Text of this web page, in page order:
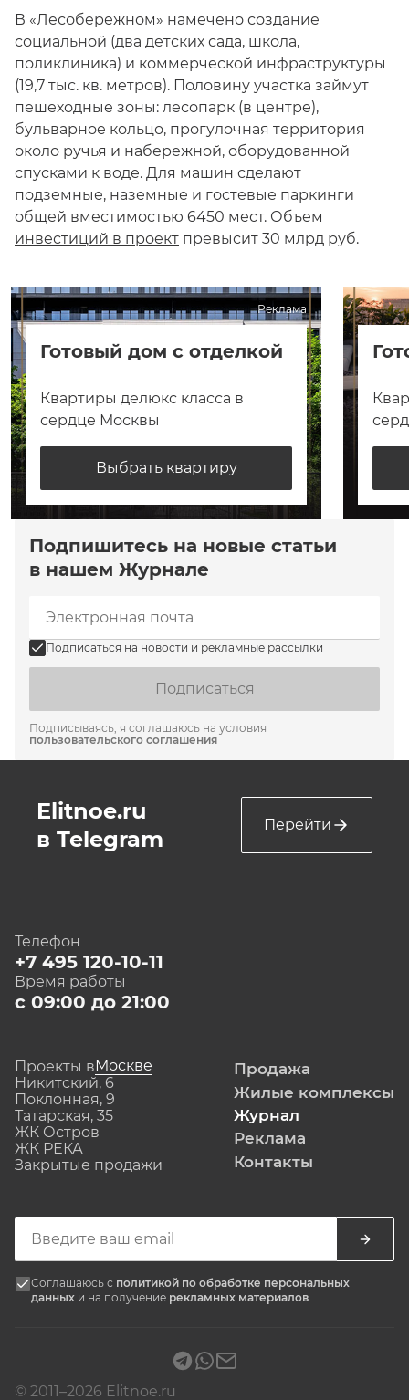
В «Лесобережном» намечено создание
социальной (два детских сада, школа,
поликлиника) и коммерческой инфраструктуры
(19,7 тыс. кв. метров). Половину участка займут
пешеходные зоны: лесопарк (в центре),
бульварное кольцо, прогулочная территория
около ручья и набережной, оборудованной
спусками к воде. Для машин сделают
подземные, наземные и гостевые паркинги
общей вместимостью 6450 мест. Объем
инвестиций в проект превысит 30 млрд руб.
Реклама
Готовый дом с отделкой
Квартиры делюкс класса в
сердце Москвы
Выбрать квартиру
Подпишитесь на новые статьи
в нашем Журнале
Подписаться на новости и рекламные рассылки
Подписаться
Подписываясь, я соглашаюсь на условия
пользовательского соглашения
Elitnoe.ru
в Telegram
Перейти
Телефон
+7 495 120-10-11
Время работы
с 09:00 до 21:00
Проекты вМоскве
Никитский, 6
Поклонная, 9
Татарская, 35
ЖК Остров
ЖК РЕКА
Закрытые продажи
Продажа
Жилые комплексы
Журнал
Реклама
Контакты
Соглашаюсь с политикой по обработке персональных
данных и на получение рекламных материалов
© 2011–2026 Elitnoe.ru